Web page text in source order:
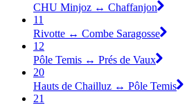
CHU Minjoz ↔ Chaffanjon
11
Rivotte ↔ Combe Saragosse
12
Pôle Temis ↔ Prés de Vaux
20
Hauts de Chailluz ↔ Pôle Temis
21